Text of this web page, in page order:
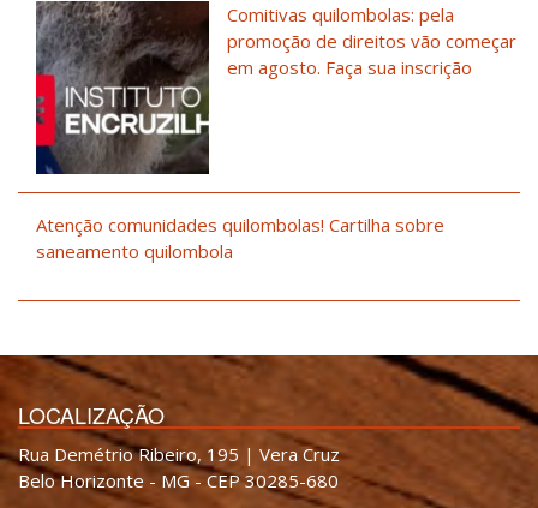
Comitivas quilombolas: pela
promoção de direitos vão começar
em agosto. Faça sua inscrição
Atenção comunidades quilombolas! Cartilha sobre
saneamento quilombola
LOCALIZAÇÃO
Rua Demétrio Ribeiro, 195 | Vera Cruz
Belo Horizonte - MG - CEP 30285-680